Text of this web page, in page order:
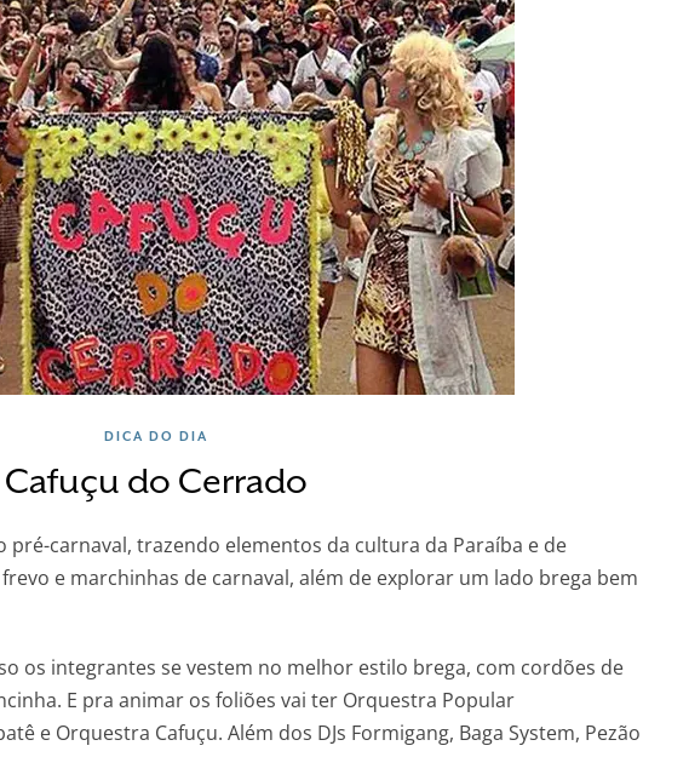
DICA DO DIA
Cafuçu do Cerrado
pré-carnaval, trazendo elementos da cultura da Paraíba e de
e marchinhas de carnaval, além de explorar um lado brega bem
os integrantes se vestem no melhor estilo brega, com cordões de
E pra animar os foliões vai ter Orquestra Popular
e Orquestra Cafuçu. Além dos DJs Formigang, Baga System, Pezão